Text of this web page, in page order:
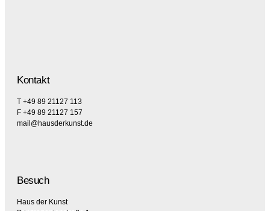
Kontakt
T +49 89 21127 113
F +49 89 21127 157
mail@hausderkunst.de
Besuch
Haus der Kunst